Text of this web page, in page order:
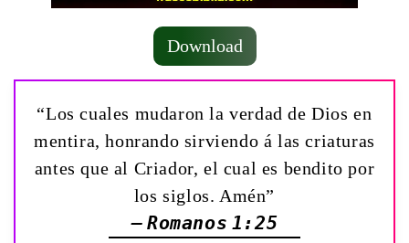
Download
“Los cuales mudaron la verdad de Dios en
mentira, honrando sirviendo á las criaturas
antes que al Criador, el cual es bendito por
los siglos. Amén”
— Romanos 1:25